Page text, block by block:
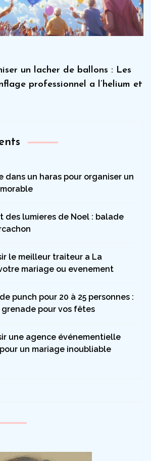
un lacher de ballons : Les
professionnel a l’helium et
dans un haras pour organiser un
des lumieres de Noel : balade
le meilleur traiteur a La
mariage ou evenement
punch pour 20 à 25 personnes :
pour vos fêtes
une agence événementielle
un mariage inoubliable